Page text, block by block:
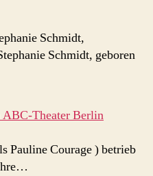
Schmidt,
Schmidt, geboren
Theater Berlin
Pauline Courage ) betrieb